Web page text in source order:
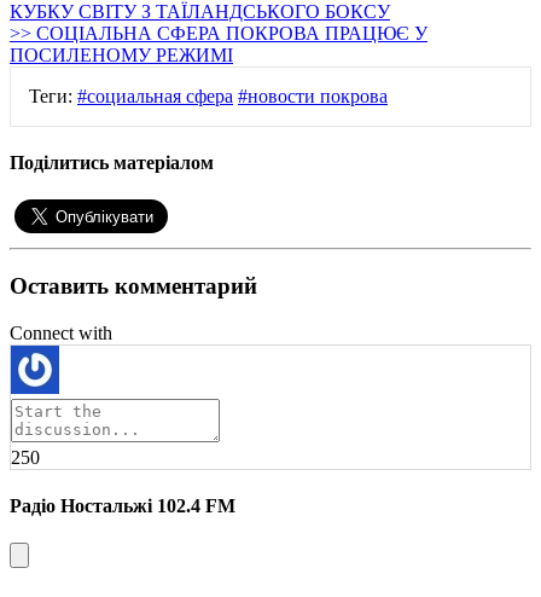
КУБКУ СВІТУ З ТАЇЛАНДСЬКОГО БОКСУ
>> СОЦІАЛЬНА СФЕРА ПОКРОВА ПРАЦЮЄ У
ПОСИЛЕНОМУ РЕЖИМІ
Теги: #социальная сфера #новости покрова
Поділитись матеріалом
Оставить комментарий
Connect with
250
Радіо Ностальжі 102.4 FM